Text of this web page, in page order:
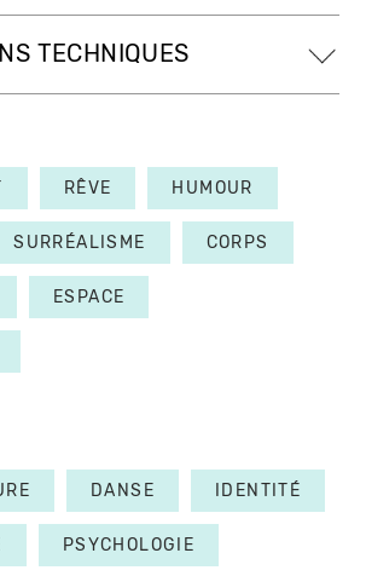
TECHNIQUES
RÊVE HUMOUR
SURRÉALISME CORPS
ESPACE
DANSE IDENTITÉ
PSYCHOLOGIE